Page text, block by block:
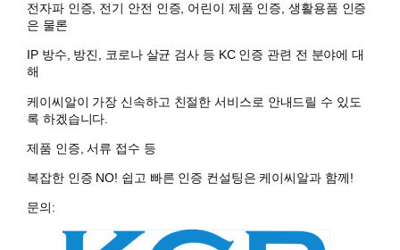
전자파 인증, 전기 안전 인증, 어린이 제품 인증, 생활용품 인증
은 물론
IP 방수, 방진, 코로나 살균 검사 등 KC 인증 관련 전 분야에 대
해
케이씨알이 가장 신속하고 친절한 서비스로 안내드릴 수 있도
록 하겠습니다.
제품 인증, 서류 접수 등
복잡한 인증 NO! 쉽고 빠른 인증 컨설팅은 케이씨알과 함께!
문의: